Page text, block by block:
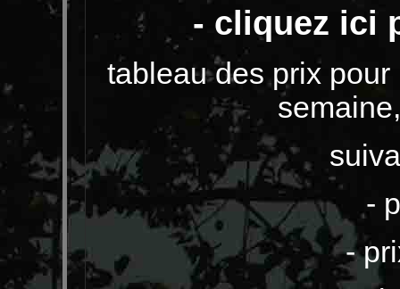
- cliquez ici
tableau des prix
-
-